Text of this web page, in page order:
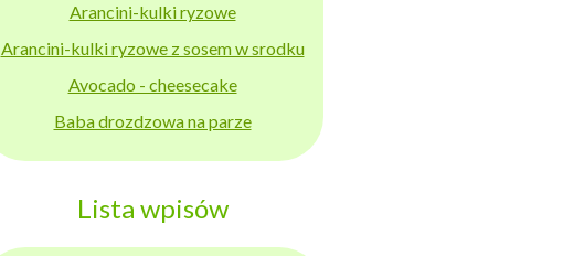
Arancini-kulki ryzowe
Arancini-kulki ryzowe z sosem w srodku
Avocado - cheesecake
Baba drozdzowa na parze
Lista wpisów